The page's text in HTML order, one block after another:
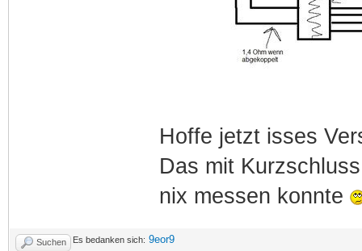
Hoffe jetzt isses
Das mit
nix messen konnte
Suchen Es bedanken sich: 9eor9